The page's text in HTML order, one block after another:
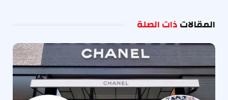
المقالاتذات الصلة